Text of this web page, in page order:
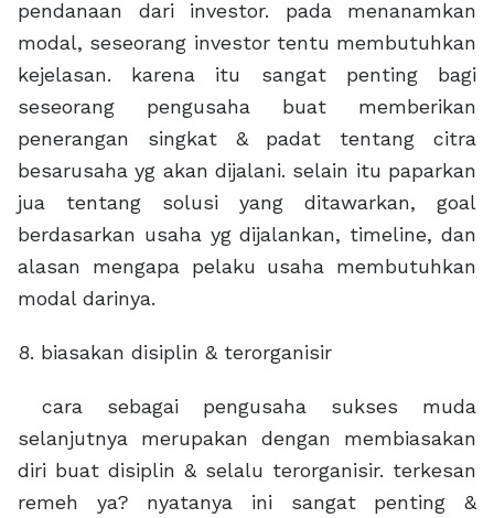
pendanaan dari investor. pada menanamkan
modal, seseorang investor tentu membutuhkan
kejelasan. karena itu sangat penting bagi
seseorang pengusaha buat memberikan
penerangan singkat & padat tentang citra
besarusaha yg akan dijalani. selain itu paparkan
jua tentang solusi yang ditawarkan, goal
berdasarkan usaha yg dijalankan, timeline, dan
alasan mengapa pelaku usaha membutuhkan
modal darinya.
8. biasakan disiplin & terorganisir
cara sebagai pengusaha sukses muda
selanjutnya merupakan dengan membiasakan
diri buat disiplin & selalu terorganisir. terkesan
remeh ya? nyatanya ini sangat penting &